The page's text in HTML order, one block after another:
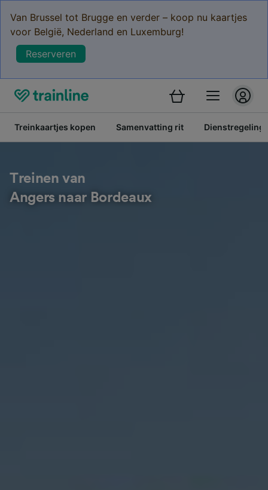
Van Brussel tot Brugge en verder – koop nu kaartjes
voor België, Nederland en Luxemburg!
Reserveren
Treinkaartjes kopen Samenvatting rit Dienstregeling
Treinen van
Angers naar Bordeaux